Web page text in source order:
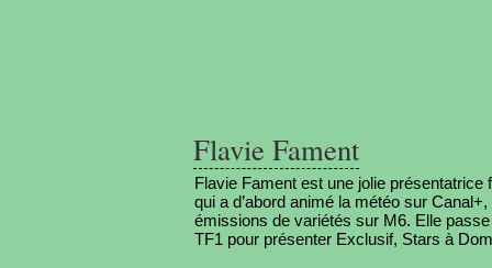
Flavie Fament
Flavie Fament est une jolie présentatrice
qui a d’abord animé la météo sur
émissions de variétés sur M6. Elle
TF1 pour présenter Exclusif, Stars à